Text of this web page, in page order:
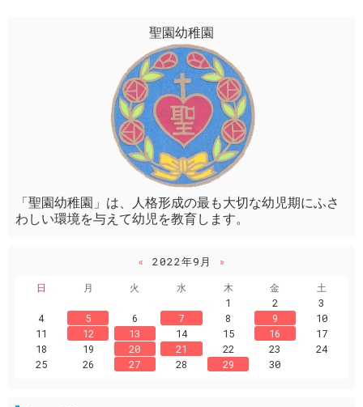
聖園幼稚園
「聖園幼稚園」は、人格形成の最も大切な幼児期にふさ
わしい環境を与えて幼児を教育します。
« 2022年9月
»
日
月 火 水 木 金
土
1
2
3
4
5 6 7 8 9
10
11
12 13 14 15 16
17
18
19 20 21 22 23
24
25
26 27 28 29 30